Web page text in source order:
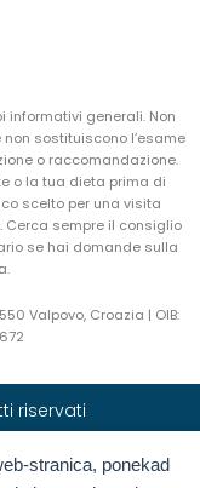
stranica, ponekad
informativi generali. Non
sostituiscono l’esame
o raccomandazione.
o la tua dieta prima di
scelto per una visita
sempre il consiglio
se hai domande sulla
Valpovo, Croazia | OIB:
riservati
(Inglese)